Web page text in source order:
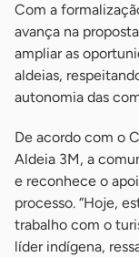
Com a
avança na
ampliar as
aldeias,
autonomia das
De acordo com o
Aldeia 3M, a
e reconhece o
processo. “Hoje,
trabalho com o
líder indígena,